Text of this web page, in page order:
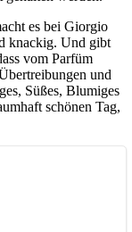
es bei Giorgio
knackig. Und gibt
vom Parfüm
und
Süßes, Blumiges
schönen Tag,